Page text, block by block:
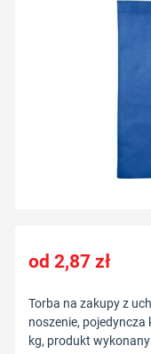
2,87zł
Torba na zakupy z
noszenie, pojedyncza
kg, produkt